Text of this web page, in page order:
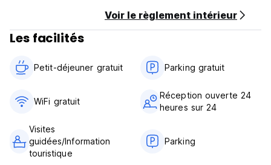
débit
Petit déjeuner inclus
Réception 24h/24
Animaux acceptés
Voir le règlement intérieur
Les facilités
Petit-déjeuner gratuit‎ Parking gratuit
WiFi gratuit
Réception ouverte 24
heures sur 24
Visites
guidées/Information
touristique
Parking